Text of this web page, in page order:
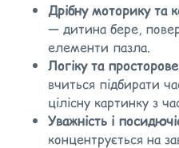
Дрібну моторику та
— дитина бере,
елементи пазла.
Логіку та
вчиться підбирати
цілісну картинку з
Уважність і
концентрується на